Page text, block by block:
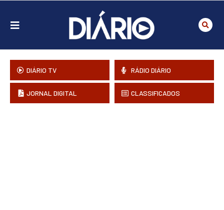
DIÁRIO TV RÁDIO DIÁRIO
JORNAL DIGITAL CLASSIFICADOS